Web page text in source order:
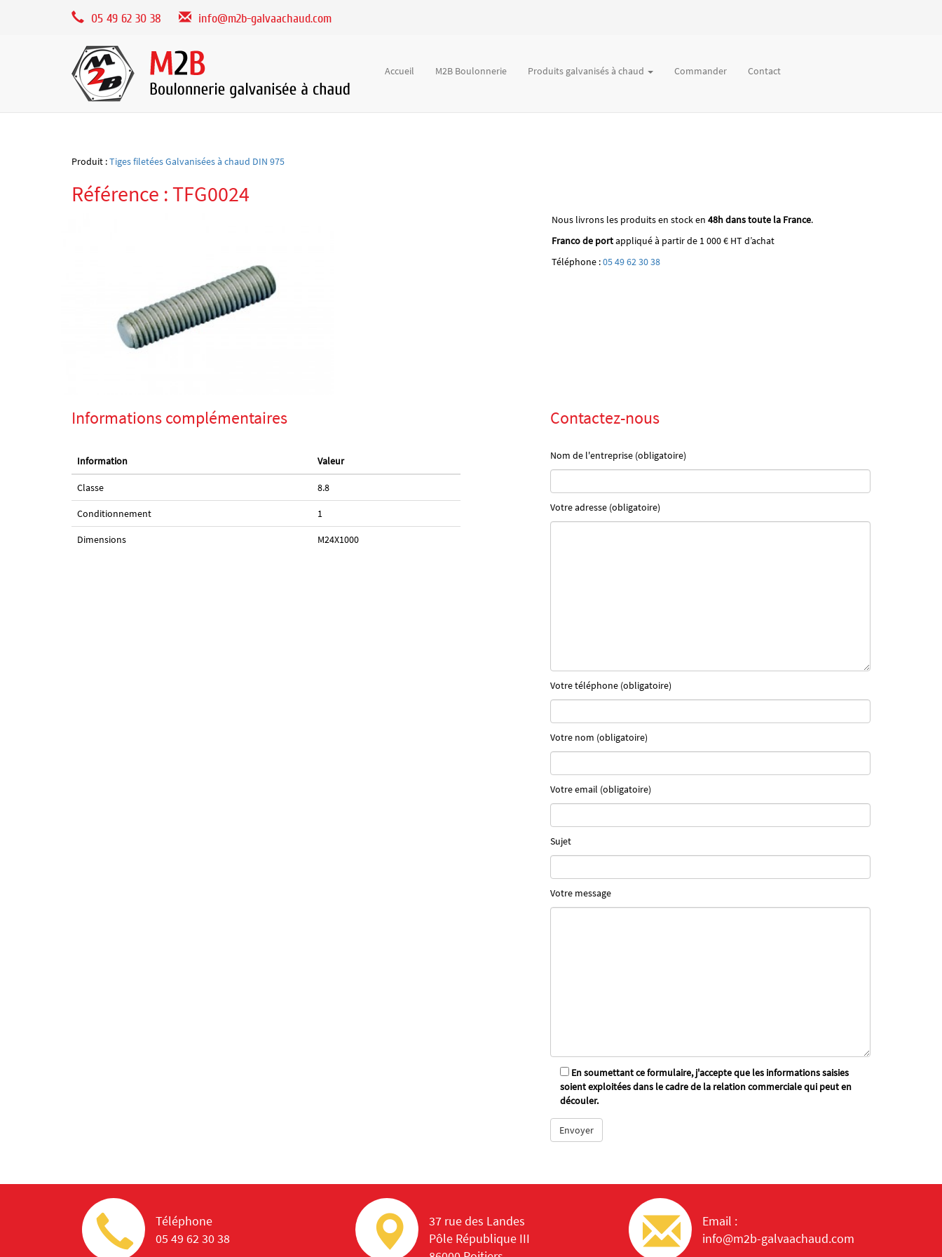
05 49 62 30 38 info@m2b-galvaachaud.com
Accueil M2B Boulonnerie Produits galvanisés à chaud Commander Contact
Produit :Tiges filetées Galvanisées à chaud DIN 975
Référence : TFG0024
Nous livrons les produits en stock en 48h dans toute la France.
Franco de portappliqué à partir de 1 000 € HT d’achat
Téléphone :05 49 62 30 38
Informations complémentaires
Information Valeur
Classe 8.8
Conditionnement 1
Dimensions M24X1000
Contactez-nous
Nom de l'entreprise (obligatoire)
Votre adresse (obligatoire)
Votre téléphone (obligatoire)
Votre nom (obligatoire)
Votre email (obligatoire)
Sujet
Votre message
En soumettant ce formulaire, j'accepte que les informations saisies
soient exploitées dans le cadre de la relation commerciale qui peut en
découler.
Téléphone
05 49 62 30 38
37 rue des Landes
Pôle République III
Email :
info@m2b-galvaachaud.com